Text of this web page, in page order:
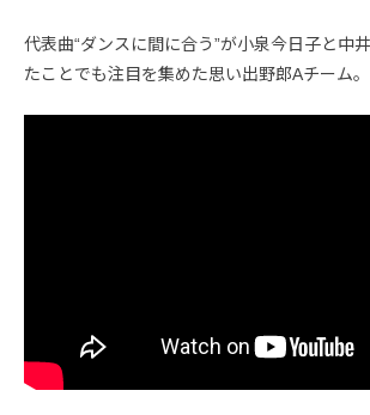
代表曲“ダンスに間に合う”が小泉今日子と中
たことでも注目を集めた思い出野郎Aチーム。